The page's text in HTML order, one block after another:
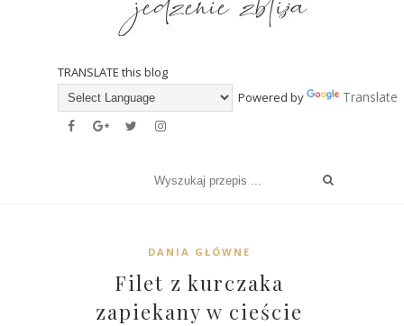
TRANSLATE this blog
Powered by
Translate
DANIA GŁÓWNE
Filet z kurczaka
zapiekany w cieście